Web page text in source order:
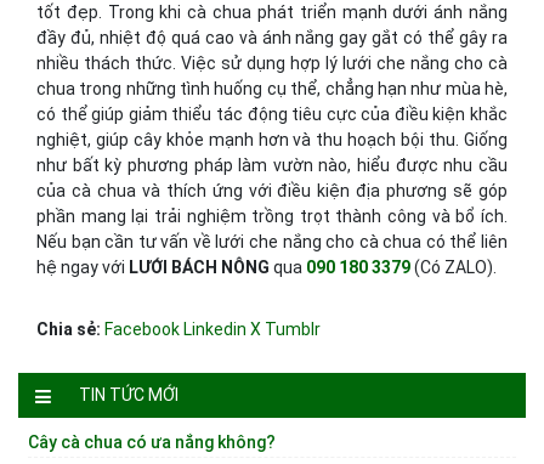
tốt đẹp. Trong khi cà chua phát triển mạnh dưới ánh nắng
đầy đủ, nhiệt độ quá cao và ánh nắng gay gắt có thể gây ra
nhiều thách thức. Việc sử dụng hợp lý lưới che nắng cho cà
chua trong những tình huống cụ thể, chẳng hạn như mùa hè,
có thể giúp giảm thiểu tác động tiêu cực của điều kiện khắc
nghiệt, giúp cây khỏe mạnh hơn và thu hoạch bội thu. Giống
như bất kỳ phương pháp làm vườn nào, hiểu được nhu cầu
của cà chua và thích ứng với điều kiện địa phương sẽ góp
phần mang lại trải nghiệm trồng trọt thành công và bổ ích.
Nếu bạn cần tư vấn về lưới che nắng cho cà chua có thể liên
hệ ngay với LƯỚI BÁCH NÔNG qua 090 180 3379(Có ZALO).
Chia sẻ: FacebookLinkedin X Tumblr
TIN TỨC MỚI
Cây cà chua có ưa nắng không?